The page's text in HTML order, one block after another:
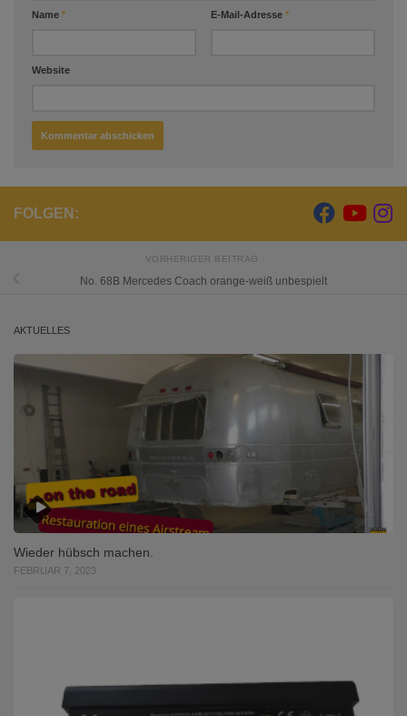
Name * E-Mail-Adresse *
Website
FOLGEN:
VORHERIGER BEITRAG
No. 68B Mercedes Coach orange-weiß unbespielt
AKTUELLES
Wieder hübsch machen.
FEBRUAR 7, 2023